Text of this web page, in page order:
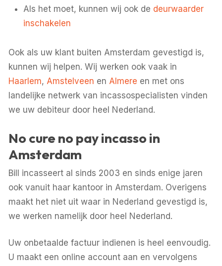
Als het moet, kunnen wij ook de deurwaarder
inschakelen
Ook als uw klant buiten Amsterdam gevestigd is,
kunnen wij helpen. Wij werken ook vaak in
Haarlem, Amstelveen en Almere en met ons
landelijke netwerk van incassospecialisten vinden
we uw debiteur door heel Nederland.
No cure no pay incasso in
Amsterdam
Bill incasseert al sinds 2003 en sinds enige jaren
ook vanuit haar kantoor in Amsterdam. Overigens
maakt het niet uit waar in Nederland gevestigd is,
we werken namelijk door heel Nederland.
Uw onbetaalde factuur indienen is heel eenvoudig.
U maakt een online account aan en vervolgens